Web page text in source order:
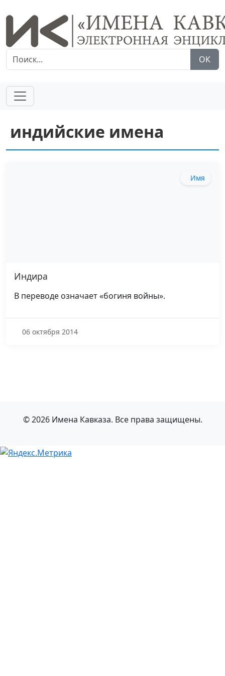
ОК
индийские имена
Имя
Индира
В переводе означает «богиня войны».
06 октября 2014
© 2026 Имена Кавказа. Все права защищены.